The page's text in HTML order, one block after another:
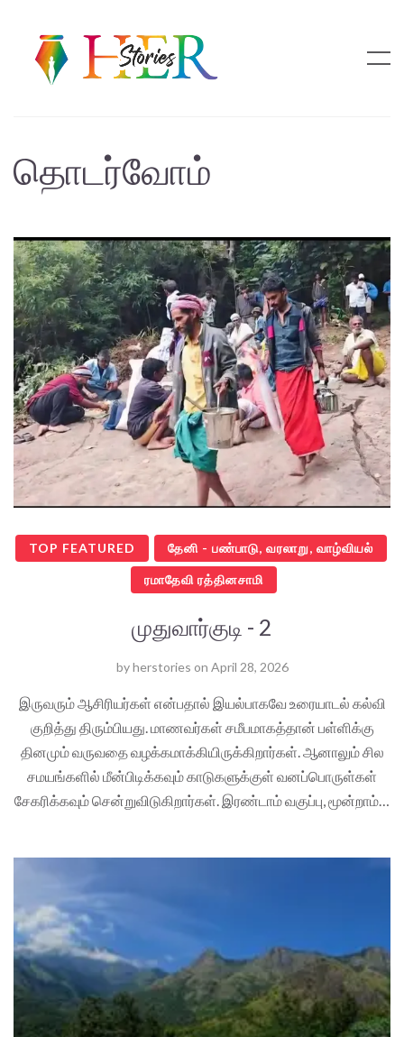
தொடர்வோம்
TOP FEATURED தேனி - பண்பாடு, வரலாறு, வாழ்வியல்
ரமாதேவி ரத்தினசாமி
முதுவார்குடி - 2
byherstories on April 28, 2026
இருவரும் ஆசிரியர்கள் என்பதால் இயல்பாகவே உரையாடல் கல்வி
குறித்து திரும்பியது. மாணவர்கள் சமீபமாகத்தான் பள்ளிக்கு
தினமும் வருவதை வழக்கமாக்கியிருக்கிறார்கள். ஆனாலும் சில
சமயங்களில் மீன்பிடிக்கவும் காடுகளுக்குள் வனப்பொருள்கள்
சேகரிக்கவும் சென்றுவிடுகிறார்கள். இரண்டாம் வகுப்பு, மூன்றாம்…